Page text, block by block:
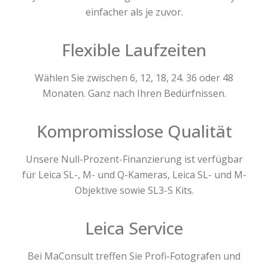
einfacher als je zuvor.
Flexible Laufzeiten
Wählen Sie zwischen 6, 12, 18, 24. 36 oder 48
Monaten. Ganz nach Ihren Bedürfnissen.
Kompromisslose Qualität
Unsere Null-Prozent-Finanzierung ist verfügbar
für Leica SL-, M- und Q-Kameras, Leica SL- und M-
Objektive sowie SL3-S Kits.
Leica Service
Bei MaConsult treffen Sie Profi-Fotografen und